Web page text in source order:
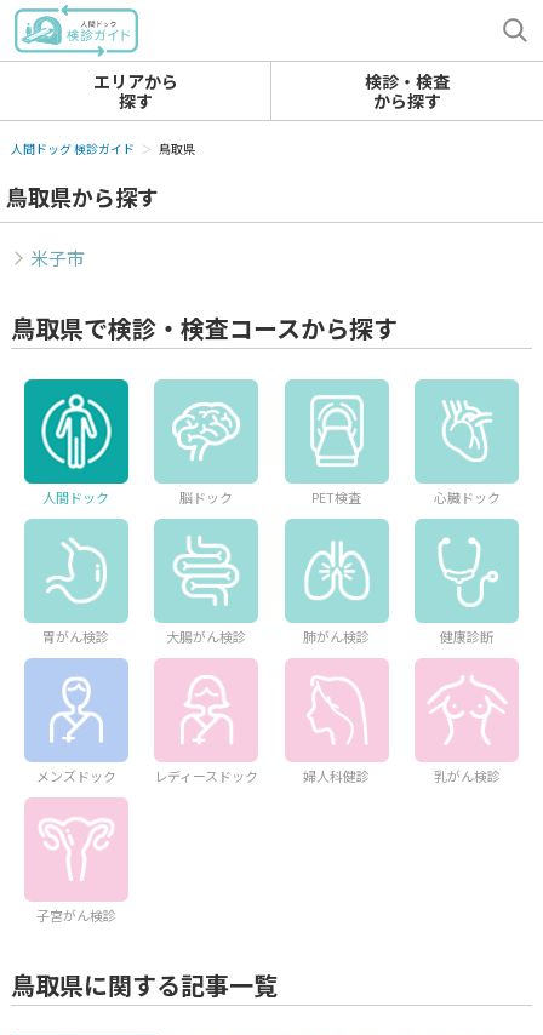
エリアから
探す
検診・検査
から探す
人間ドッグ 検診ガイド 鳥取県
鳥取県から探す
米子市
鳥取県で検診・検査コースから探す
人間ドック 脳ドック PET検査 心臓ドック
胃がん検診 大腸がん検診 肺がん検診 健康診断
メンズドック レディースドック 婦人科健診 乳がん検診
子宮がん検診
鳥取県に関する記事一覧